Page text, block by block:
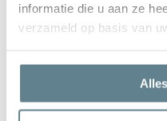
informatie die u aan ze
verzameld op basis van
Start chat
Whatsapp0344-228104